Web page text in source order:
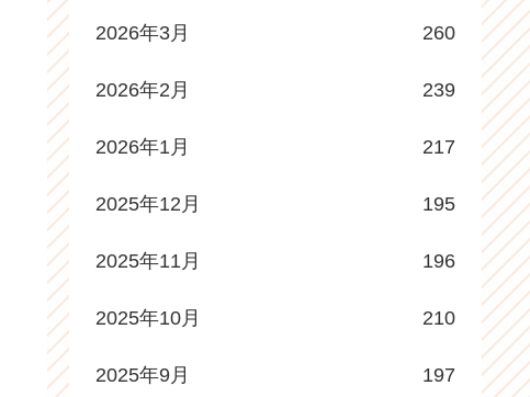
2026年3月 260
2026年2月 239
2026年1月 217
2025年12月 195
2025年11月 196
2025年10月 210
2025年9月 197